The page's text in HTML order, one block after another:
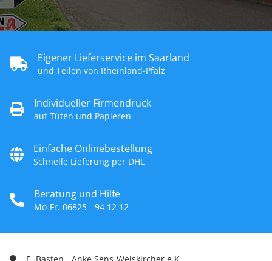
Eigener Lieferservice im Saarland
und Teilen von Rheinland-Pfalz
Individueller Firmendruck
auf Tüten und Papieren
Einfache Onlinebestellung
Schnelle Lieferung per DHL
Beratung und Hilfe
Mo-Fr. 06825 - 94 12 12